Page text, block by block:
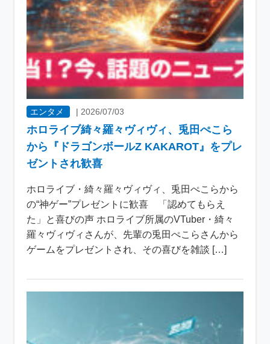
エンタメ | 2026/07/03
ホロライブ綺々羅々ヴィヴィ、兎田ぺこら
から『ドラゴンボールZ KAKAROT』をプレ
ゼントされ歓喜
ホロライブ・綺々羅々ヴィヴィ、兎田ぺこらから
の“神ゲー”プレゼントに歓喜 「認めてもらえ
た」と喜びの声 ホロライブ所属のVTuber・綺々
羅々ヴィヴィさんが、先輩の兎田ぺこらさんから
ゲームをプレゼントされ、その喜びを雑談 […]